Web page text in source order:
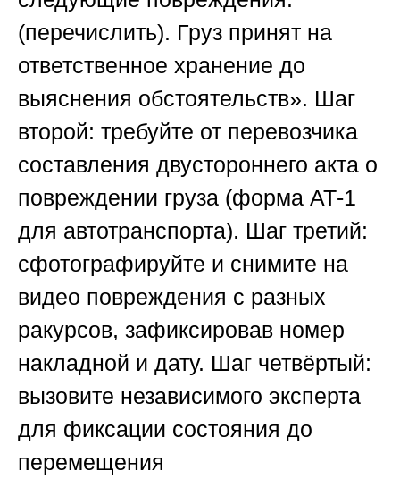
(перечислить). Груз принят на
ответственное хранение до
выяснения обстоятельств». Шаг
второй: требуйте от перевозчика
составления двустороннего акта о
повреждении груза (форма АТ-1
для автотранспорта). Шаг третий:
сфотографируйте и снимите на
видео повреждения с разных
ракурсов, зафиксировав номер
накладной и дату. Шаг четвёртый:
вызовите независимого эксперта
для фиксации состояния до
перемещения